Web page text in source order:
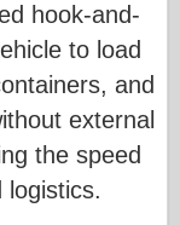
hook-and-
to load
and
external
the speed
logistics.